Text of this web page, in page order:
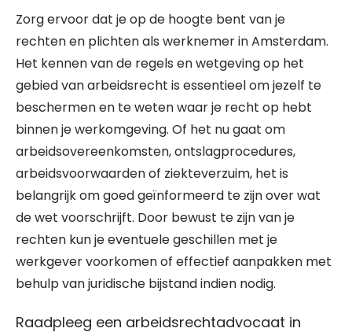
Zorg ervoor dat je op de hoogte bent van je
rechten en plichten als werknemer in Amsterdam.
Het kennen van de regels en wetgeving op het
gebied van arbeidsrecht is essentieel om jezelf te
beschermen en te weten waar je recht op hebt
binnen je werkomgeving. Of het nu gaat om
arbeidsovereenkomsten, ontslagprocedures,
arbeidsvoorwaarden of ziekteverzuim, het is
belangrijk om goed geïnformeerd te zijn over wat
de wet voorschrijft. Door bewust te zijn van je
rechten kun je eventuele geschillen met je
werkgever voorkomen of effectief aanpakken met
behulp van juridische bijstand indien nodig.
Raadpleeg een arbeidsrechtadvocaat in